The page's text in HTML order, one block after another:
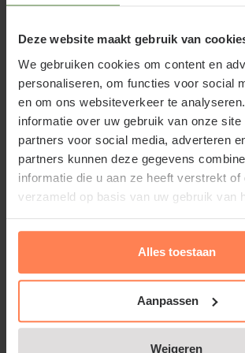
Deze website maakt gebruik van
We gebruiken cookies om content en
personaliseren, om functies voor social
en om ons websiteverkeer te
informatie over uw gebruik van onze site
partners voor social media, adverteren
partners kunnen deze gegevens
informatie die u aan ze heeft verstrekt of
verzameld op basis van uw gebruik van
Alles toestaan
Aanpassen
Weigeren
winterhardheid, de
en vlinders aan) en het behoud van
Heuchera villosa 'Chantilly' kan
toegepast als bodembedekker, in
in potten en bloembakken.
varens contrasteren mooi met het
het chantilly purperklokje.
Heuchera-soorten uit bosrijke
rotsachtige hellingen in Noord-
lang als sterke bladplanten worden
via tuinplantenwinkel.nl.
Lees meer
Gerelateerde producten